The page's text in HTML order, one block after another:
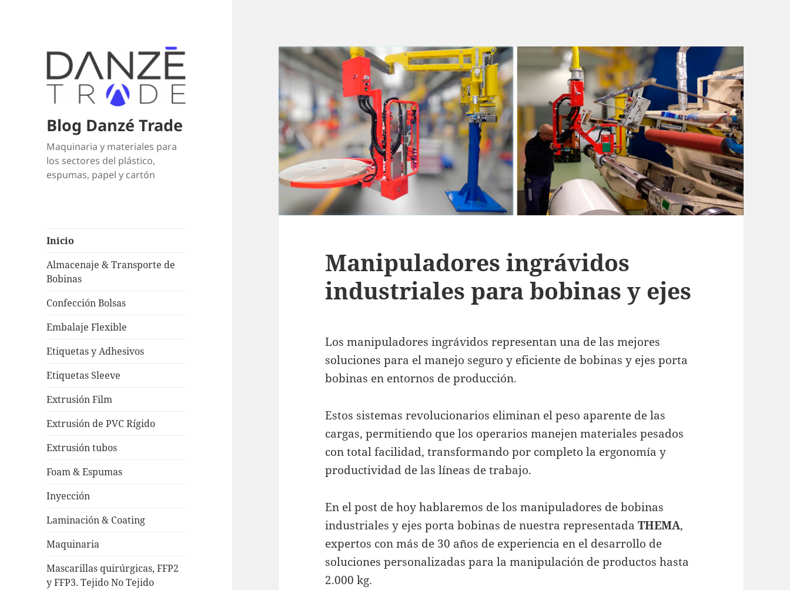
Blog Danzé Trade
Maquinaria y materiales para
los sectores del plástico,
espumas, papel y cartón
Inicio
Almacenaje & Transporte de
Bobinas
Confección Bolsas
Embalaje Flexible
Etiquetas y Adhesivos
Etiquetas Sleeve
Extrusión Film
Extrusión de PVC Rígido
Extrusión tubos
Foam & Espumas
Inyección
Laminación & Coating
Maquinaria
Mascarillas quirúrgicas, FFP2
y FFP3. Tejido No Tejido
Manipuladores ingrávidos
industriales para bobinas y ejes
Los manipuladores ingrávidos representan una de las mejores
soluciones para el manejo seguro y eficiente de bobinas y ejes porta
bobinas en entornos de producción.
Estos sistemas revolucionarios eliminan el peso aparente de las
cargas, permitiendo que los operarios manejen materiales pesados
con total facilidad, transformando por completo la ergonomía y
productividad de las líneas de trabajo.
En el post de hoy hablaremos de los manipuladores de bobinas
industriales y ejes porta bobinas de nuestra representadaTHEMA,
expertos con más de 30 años de experiencia en el desarrollo de
soluciones personalizadas para la manipulación de productos hasta
2.000 kg.